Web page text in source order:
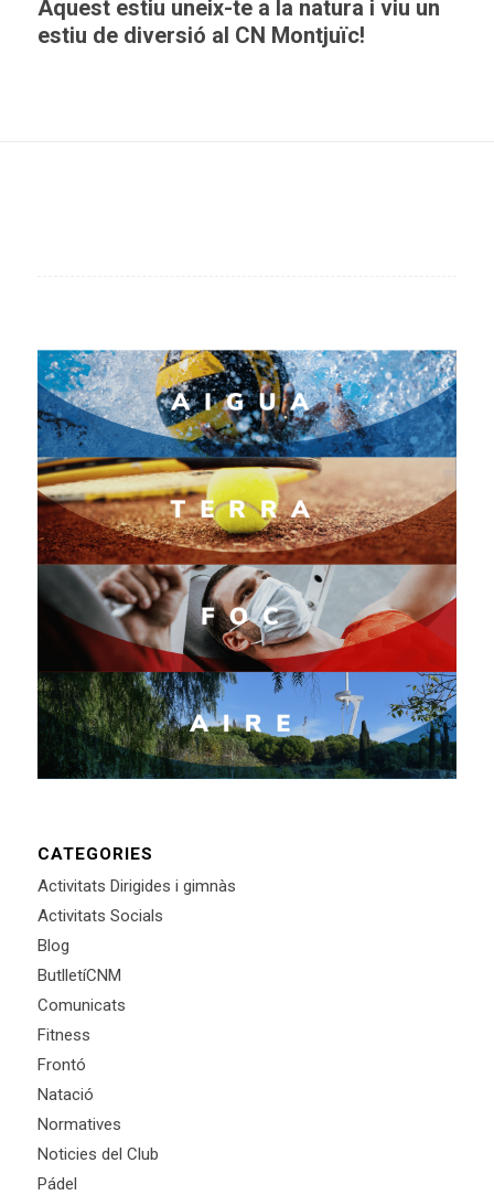
Aquest estiu uneix-te a la natura i viu un
estiu de diversió al CN Montjuïc!
CATEGORIES
Activitats Dirigides i gimnàs
Activitats Socials
Blog
ButlletíCNM
Comunicats
Fitness
Frontó
Natació
Normatives
Noticies del Club
Pádel